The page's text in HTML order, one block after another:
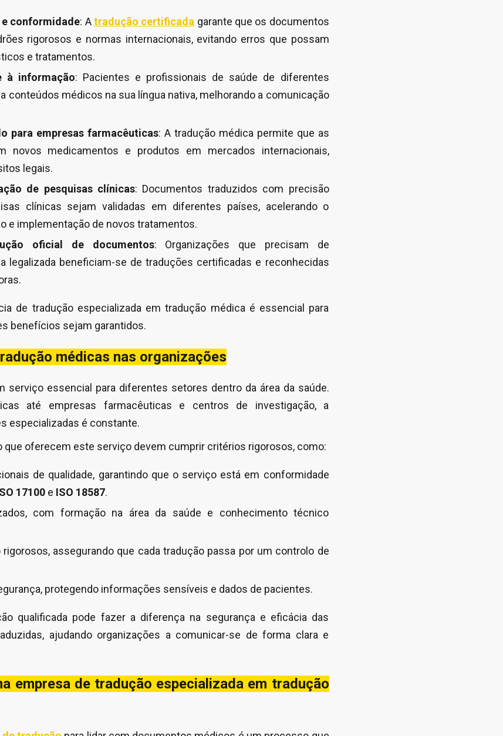
conformidade: Atradução certificada garante que os documentos
rigorosos e normas internacionais, evitando erros que possam
e tratamentos.
à informação: Pacientes e profissionais de saúde de diferentes
conteúdos médicos na sua língua nativa, melhorando a comunicação
para empresas farmacêuticas: A tradução médica permite que as
novos medicamentos e produtos em mercados internacionais,
legais.
de pesquisas clínicas: Documentos traduzidos com precisão
clínicas sejam validadas em diferentes países, acelerando o
e implementação de novos tratamentos.
oficial de documentos: Organizações que precisam de
legalizada beneficiam-se de traduções certificadas e reconhecidas
de tradução especializada em tradução médica é essencial para
benefícios sejam garantidos.
médicas nas organizações
serviço essencial para diferentes setores dentro da área da saúde.
até empresas farmacêuticas e centros de investigação, a
especializadas é constante.
que oferecem este serviço devem cumprir critérios rigorosos, como:
de qualidade, garantindo que o serviço está em conformidade
17100 e ISO 18587.
com formação na área da saúde e conhecimento técnico
assegurando que cada tradução passa por um controlo de
protegendo informações sensíveis e dados de pacientes.
qualificada pode fazer a diferença na segurança e eficácia das
ajudando organizações a comunicar-se de forma clara e
empresa de tradução especializada em tradução